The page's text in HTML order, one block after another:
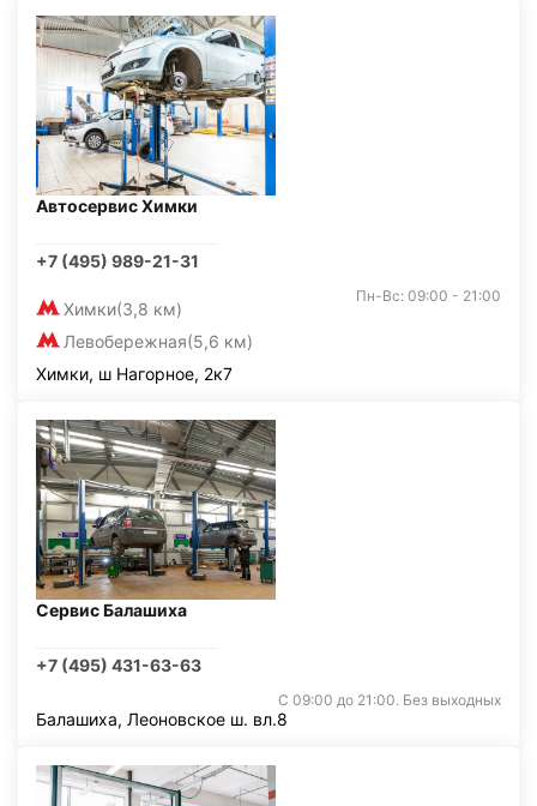
Автосервис Химки
+7 (495) 989-21-31
Химки(3,8 км)
Левобережная(5,6 км)
Пн-Вс: 09:00 - 21:00
Химки, ш Нагорное, 2к7
Сервис Балашиха
+7 (495) 431-63-63
С 09:00 до 21:00. Без выходных
Балашиха, Леоновское ш. вл.8